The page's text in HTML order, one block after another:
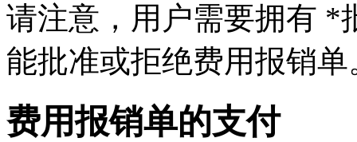
请注意，用户需要拥有 *
能批准或拒绝费用报销单
费用报销单的支付